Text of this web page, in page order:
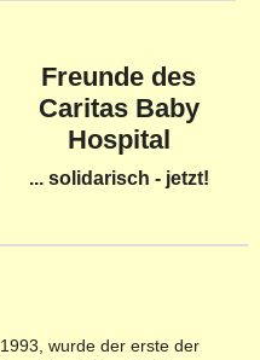
Freunde des
Caritas Baby
Hospital
... solidarisch - jetzt!
wurde der erste der